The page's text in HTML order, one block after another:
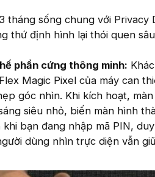
tháng sống chung với
thứ định hình lại thói quen
phần cứng thông minh:
Magic Pixel của máy can
góc nhìn. Khi kích hoạt,
siêu nhỏ, biến màn hình
khi bạn đang nhập mã PIN,
dùng nhìn trực diện vẫn